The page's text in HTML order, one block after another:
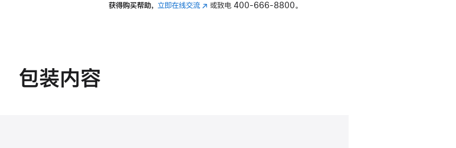
斜
获得购买帮助， 立即在线交流(在 或致电400-666-8800。
包装内容